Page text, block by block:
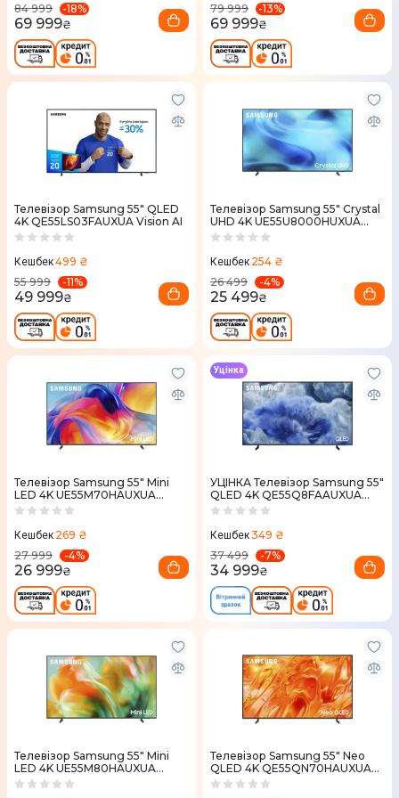
84 999
-18%
69 999₴
79 999
-13%
69 999₴
Телевізор Samsung 55" QLED
4K QE55LS03FAUXUA Vision AI
Кешбек499 ₴
55 999
-11%
49 999₴
Телевізор Samsung 55" Crystal
UHD 4K UE55U8000HUXUA
Vision AI 2026
Кешбек 254 ₴
26 499
-4%
25 499₴
Телевізор Samsung 55" Mini
LED 4K UE55M70HAUXUA
Vision AI 2026
Кешбек 269 ₴
27 999
-4%
26 999₴
УЦІНКА Телевізор Samsung 55"
QLED 4K QE55Q8FAAUXUA
Vision AI
Уцінка
Кешбек349 ₴
37 499
-7%
34 999₴
Телевізор Samsung 55" Mini
LED 4K UE55M80HAUXUA
Vision AI 2026
Телевізор Samsung 55" Neo
QLED 4K QE55QN70HAUXUA
Vision AI 2026